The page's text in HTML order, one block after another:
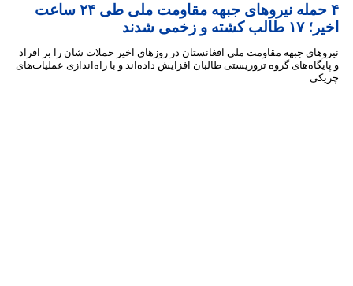
۴ حمله نیروهای جبهه مقاومت ملی طی ۲۴ ساعت
جبهه مقاومت ملی افغانستان در روزهای اخیر حملات شان را بر افراد
گروه تروریستی طالبان افزایش داده‌اند و با راه‌اندازی عملیات‌های